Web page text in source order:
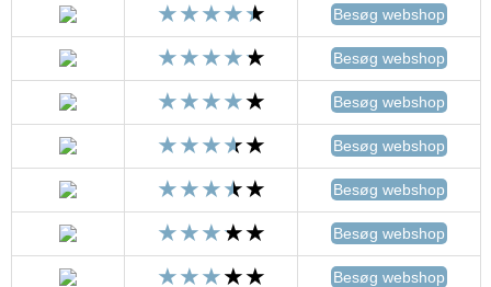
Besøg webshop
Besøg webshop
Besøg webshop
Besøg webshop
Besøg webshop
Besøg webshop
Besøg webshop